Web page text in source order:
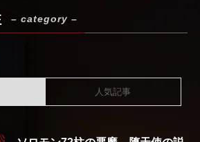
– category –
人気記事